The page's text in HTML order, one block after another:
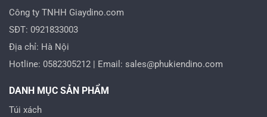
Công ty TNHH Giaydino.com
SĐT: 0921833003
Địa chỉ: Hà Nội
Hotline: 0582305212 | Email: sales@phukiendino.com
DANH MỤC SẢN PHẨM
Túi xách